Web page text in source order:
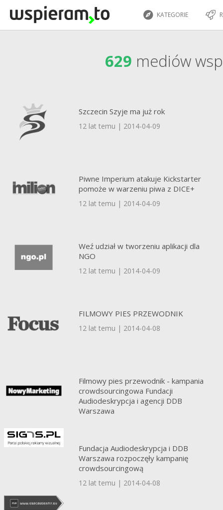
KATEGORIE
629 mediów
Szczecin Szyje ma już rok
12 lat temu | 2014-04-09
Piwne Imperium atakuje Kickstarter
pomoże w warzeniu piwa z DICE+
12 lat temu | 2014-04-09
Weź udział w tworzeniu aplikacji dla
NGO
12 lat temu | 2014-04-09
FILMOWY PIES PRZEWODNIK
12 lat temu | 2014-04-08
Filmowy pies przewodnik - kampania
crowdsourcingowa Fundacji
Audiodeskrypcja i agencji DDB
Warszawa
Fundacja Audiodeskrypcja i DDB
Warszawa rozpoczęły kampanię
crowdsourcingową
12 lat temu | 2014-04-08